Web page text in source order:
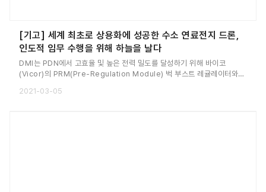
[기고] 세계 최초로 상용화에 성공한 수소 연료전지 드론,
인도적 임무 수행을 위해 하늘을 날다
DMI는 PDN에서 고효율 및 높은 전력 밀도를 달성하기 위해 바이코
(Vicor)의 PRM(Pre-Regulation Module) 벅 부스트 레귤레이터와
2021-03-05